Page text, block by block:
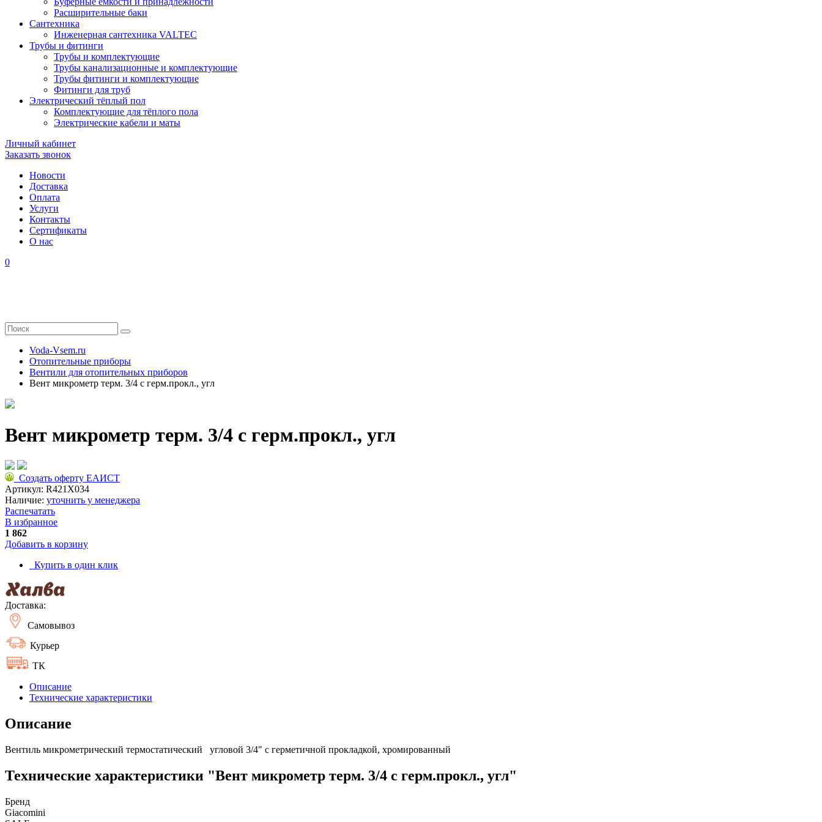
Расширительные баки
Сантехника
Инженерная сантехника VALTEC
Трубы и фитинги
Трубы и комплектующие
Трубы канализационные и комплектующие
Трубы фитинги и комплектующие
Фитинги для труб
Электрический тёплый пол
Комплектующие для тёплого пола
Электрические кабели и маты
Личный кабинет
Заказать звонок
Новости
Доставка
Оплата
Услуги
Контакты
Cертификаты
О нас
0
Voda-Vsem.ru
Отопительные приборы
Вентили для отопительных приборов
Вент микрометр терм. 3/4 с герм.прокл., угл
Вент микрометр терм. 3/4 с герм.прокл., угл
Создать оферту ЕАИСТ
Артикул: R421X034
Наличие: уточнить у менеджера
Распечатать
В избранное
1 862
Добавить в корзину
Купить в один клик
Доставка:
Самовывоз
Курьер
ТК
Описание
Технические характеристики
Описание
Вентиль микрометрический термостатический угловой 3/4" с герметичной прокладкой, хромированный
Технические характеристики "Вент микрометр терм. 3/4 с герм.прокл., угл"
Бренд
Giacomini